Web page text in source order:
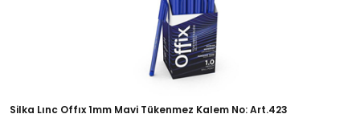
Silka Lınc Offıx 1mm Mavi Tükenmez Kalem No: Art.423